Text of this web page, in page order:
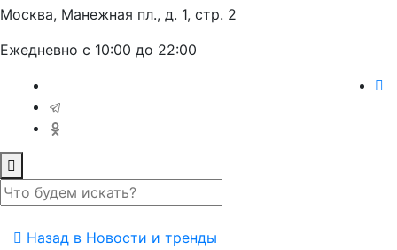
Москва, Манежная пл., д. 1, стр. 2
Ежедневно с 10:00 до 22:00
Назад в Новости и тренды